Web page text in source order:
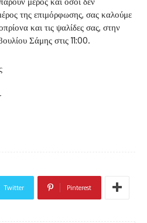
της επιμόρφωσης, σας καλούμε
και τις ψαλίδες σας, στην
Σάμης στις 11:00.
Twitter Pinterest